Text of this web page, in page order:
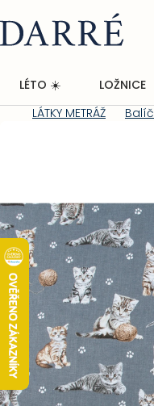
na
obsah
LÉTO ☀️ LOŽNICE
LÁTKY METRÁŽ